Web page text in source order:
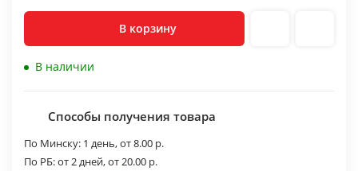
В корзину
В наличии
Способы получения товара
По Минску: 1 день,от 8.00 р.
По РБ:от 2 дней,от 20.00 р.